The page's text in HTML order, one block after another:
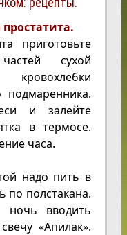
приготовьте
сухой
подмаренника.
и залейте
в термосе.
часа.
надо пить в
по полстакана.
ночь вводить
«Апилак».